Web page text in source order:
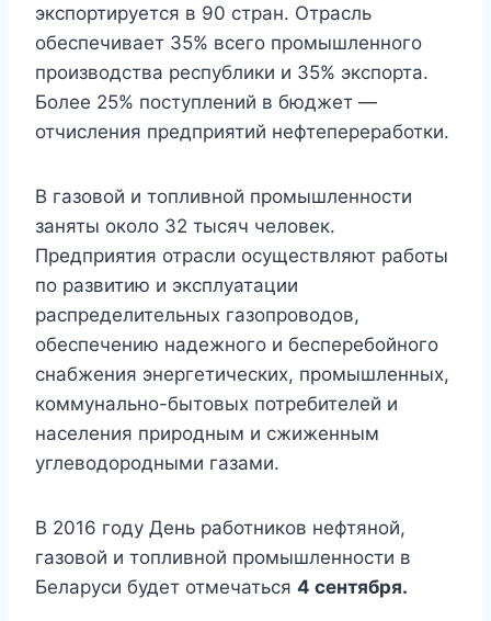
экспортируется в 90 стран. Отрасль
обеспечивает 35% всего промышленного
производства республики и 35% экспорта.
Более 25% поступлений в бюджет —
отчисления предприятий нефтепереработки.
В газовой и топливной промышленности
заняты около 32 тысяч человек.
Предприятия отрасли осуществляют работы
по развитию и эксплуатации
распределительных газопроводов,
обеспечению надежного и бесперебойного
снабжения энергетических, промышленных,
коммунально-бытовых потребителей и
населения природным и сжиженным
углеводородными газами.
В 2016 году День работников нефтяной,
газовой и топливной промышленности в
Беларуси будет отмечаться 4 сентября.